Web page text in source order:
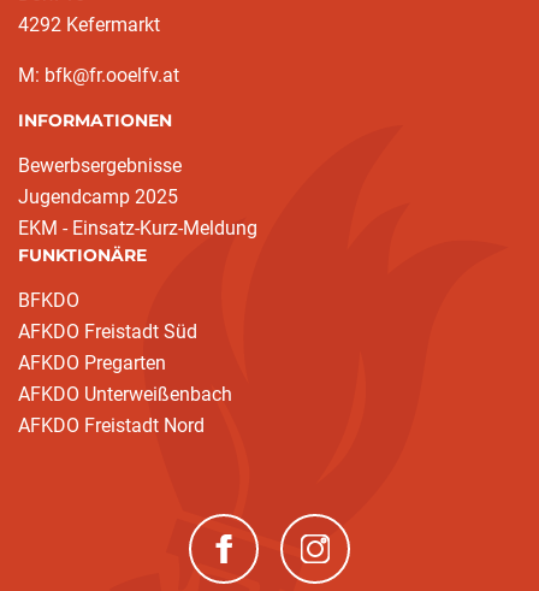
4292 Kefermarkt
M: bfk@fr.ooelfv.at
INFORMATIONEN
Bewerbsergebnisse
Jugendcamp 2025
EKM - Einsatz-Kurz-Meldung
FUNKTIONÄRE
BFKDO
AFKDO Freistadt Süd
AFKDO Pregarten
AFKDO Unterweißenbach
AFKDO Freistadt Nord
(neues Fenster)(neues Fenster)